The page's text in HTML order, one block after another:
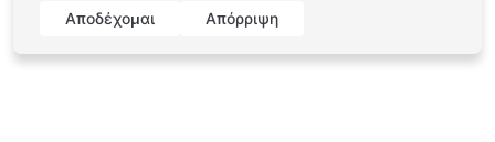
Αποδέχομαι
Απόρριψη